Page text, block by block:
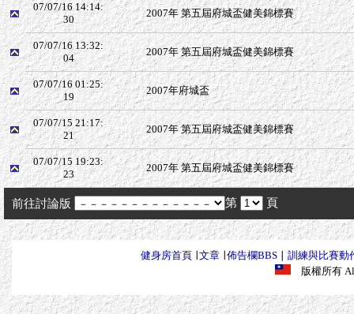
07/07/16 14:14:
30
2007年 第五屆府城盃健美錦標賽
07/07/16 13:32:
04
2007年 第五屆府城盃健美錦標賽
07/07/16 01:25:
19
2007年府城盃
07/07/15 21:17:
21
2007年 第五屆府城盃健美錦標賽
07/07/15 19:23:
23
2007年 第五屆府城盃健美錦標賽
前往討論版 第 頁
健身房首頁∣ 文章∣ 佈告欄BBS∣ 訓練與比賽動
版權所有